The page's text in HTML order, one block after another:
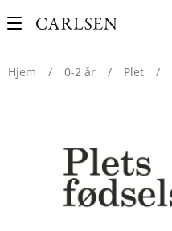
Main
Hjem
/ 0-2 år / Plet /